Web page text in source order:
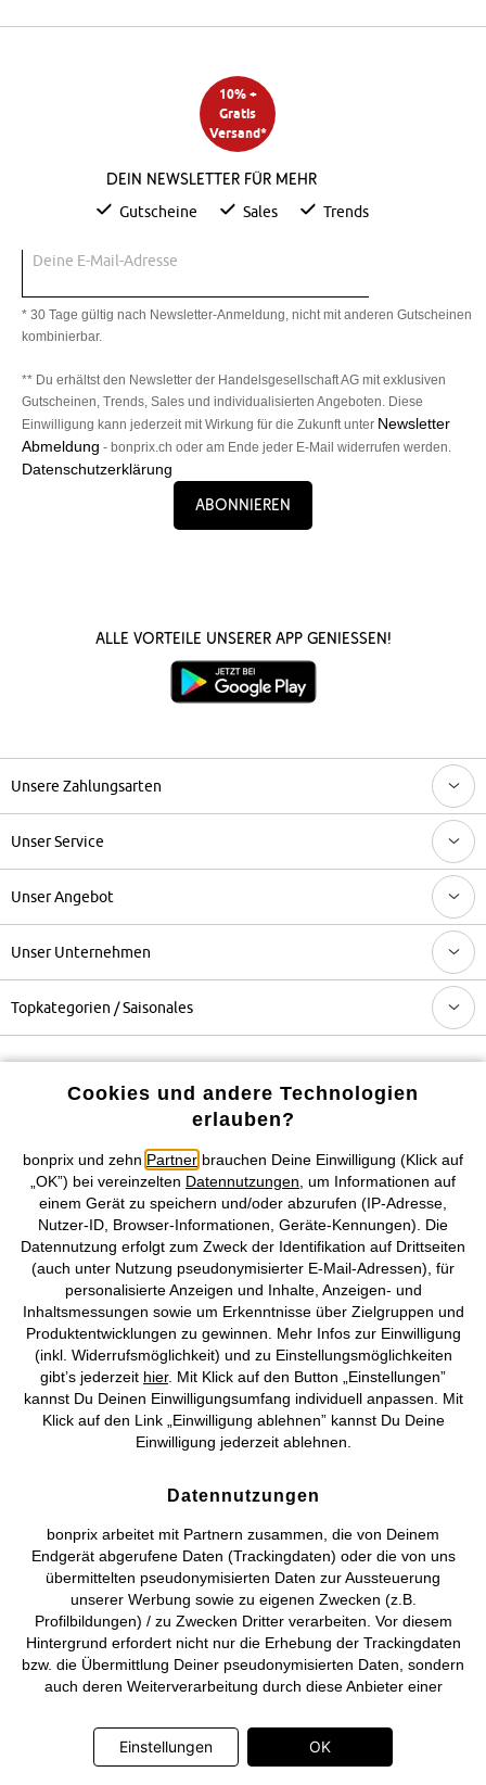
10% +
Gratis
Versand*
Dein Newsletter für mehr
Gutscheine Sales Trends
Deine E-Mail-Adresse
* 30 Tage gültig nach Newsletter-Anmeldung, nicht mit anderen Gutscheinen
kombinierbar.
** Du erhältst den Newsletter der Handelsgesellschaft AG mit exklusiven
Gutscheinen, Trends, Sales und individualisierten Angeboten. Diese
Einwilligung kann jederzeit mit Wirkung für die Zukunft unter Newsletter
Abmeldung - bonprix.ch oder am Ende jeder E-Mail widerrufen werden.
Datenschutzerklärung
Abonnieren
Alle Vorteile unserer App genießen!
Unsere Zahlungsarten
Unser Service
Unser Angebot
Unser Unternehmen
Topkategorien / Saisonales
Preisangaben inkl. gesetzl. MwSt. und zzgl.Service- &
Versandkosten
AGB Datenschutz Cookie-Einstellungen Impressum
Vertrag widerrufen
©2026 bonprix.Alle Rechte vorbehalten.
Deutsch Français
Cookies und andere Technologien
erlauben?
bonprix und zehn Partner brauchen Deine Einwilligung (Klick auf
„OK”) bei vereinzelten Datennutzungen , um Informationen auf
einem Gerät zu speichern und/oder abzurufen (IP-Adresse,
Nutzer-ID, Browser-Informationen, Geräte-Kennungen). Die
Datennutzung erfolgt zum Zweck der Identifikation auf Drittseiten
(auch unter Nutzung pseudonymisierter E-Mail-Adressen), für
personalisierte Anzeigen und Inhalte, Anzeigen- und
Inhaltsmessungen sowie um Erkenntnisse über Zielgruppen und
Produktentwicklungen zu gewinnen. Mehr Infos zur Einwilligung
(inkl. Widerrufsmöglichkeit) und zu Einstellungsmöglichkeiten
gibt’s jederzeit hier. Mit Klick auf den Button „Einstellungen”
kannst Du Deinen Einwilligungsumfang individuell anpassen. Mit
Klick auf den Link „Einwilligung ablehnen” kannst Du Deine
Einwilligung jederzeit ablehnen.
Datennutzungen
bonprix arbeitet mit Partnern zusammen, die von Deinem
Endgerät abgerufene Daten (Trackingdaten) oder die von uns
übermittelten pseudonymisierten Daten zur Aussteuerung
unserer Werbung sowie zu eigenen Zwecken (z.B.
Profilbildungen) / zu Zwecken Dritter verarbeiten. Vor diesem
Hintergrund erfordert nicht nur die Erhebung der Trackingdaten
bzw. die Übermittlung Deiner pseudonymisierten Daten, sondern
auch deren Weiterverarbeitung durch diese Anbieter einer
Deine pseudonymisierten Daten erst dann übermittelt, wenn Du
auf den in dem Banner auf bonprix.de wiedergebenden Button
Einstellungen OK